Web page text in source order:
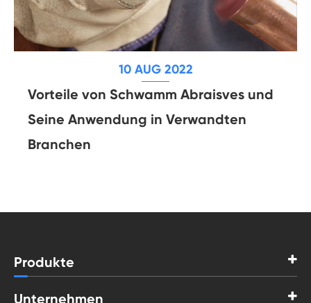
10 AUG 2022
Vorteile von Schwamm Abraisves und
Seine Anwendung in Verwandten
Branchen
Produkte
Unternehmen